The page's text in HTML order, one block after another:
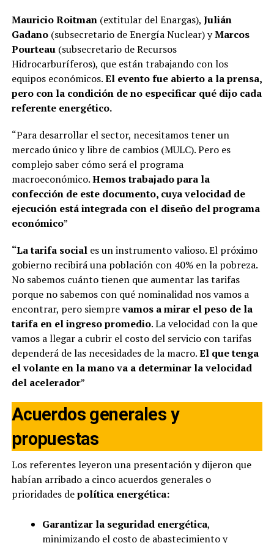
Mauricio Roitman(extitular del Enargas), Julián
Gadano(subsecretario de Energía Nuclear) yMarcos
Pourteau (subsecretario de Recursos
Hidrocarburíferos), que están trabajando con los
equipos económicos.El evento fue abierto a la prensa,
pero con la condición de no especificar qué dijo cada
referente energético.
“Para desarrollar el sector, necesitamos tener un
mercado único y libre de cambios (MULC). Pero es
complejo saber cómo será el programa
macroeconómico.Hemos trabajado para la
confección de este documento, cuya velocidad de
ejecución está integrada con el diseño del programa
económico”
“La tarifa sociales un instrumento valioso. El próximo
gobierno recibirá una población con 40% en la pobreza.
No sabemos cuánto tienen que aumentar las tarifas
porque no sabemos con qué nominalidad nos vamos a
encontrar, pero siemprevamos a mirar el peso de la
tarifa en el ingreso promedio. La velocidad con la que
vamos a llegar a cubrir el costo del servicio con tarifas
dependerá de las necesidades de la macro.El que tenga
el volante en la mano va a determinar la velocidad
del acelerador”
Acuerdos generales y
propuestas
Los referentes leyeron una presentación y dijeron que
habían arribado a cinco acuerdos generales o
prioridades depolítica energética:
Garantizar la seguridad energética,
minimizando el costo de abastecimiento y